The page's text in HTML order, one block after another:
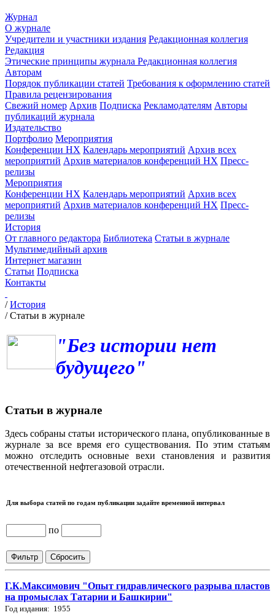
Журнал
О журнале
Учредители и участники издания Редакционная коллегия
Редакция
Этические принципы журнала Редакционная коллегия
Авторам
Порядок публикации статей Требования к оформлению статей
Правила рецензирования
Свежий номер Архив Подписка Рекламодателям Авторы
публикаций журнала
Издательство
Портфолио Мероприятия
Конференции НХ Календарь мероприятий Архив всех
мероприятий Архив материалов конференций НХ Пресс-
релизы
Мероприятия
Конференции НХ Календарь мероприятий Архив всех
мероприятий Архив материалов конференций НХ Пресс-
релизы
История
От главного редактора Библиотека Статьи в журнале
Мультимедийный архив
Интернет магазин
Статьи Подписка
Контакты
/История
/Статьи в журнале
"Без истории нет
будущего"
Статьи в журнале
Здесь собраны статьи исторического плана, опубликованные в
журнале за все время его существования. По этим статьям
можно отследить основные вехи становления и развития
отечественной нефтегазовой отрасли.
Для выбора статей по годам публикации задайте временной интервал
по
Г.К.Максимович "Опыт гидравлического разрыва пластов
на промыслах Татарии и Башкирии"
Год издания: 1955